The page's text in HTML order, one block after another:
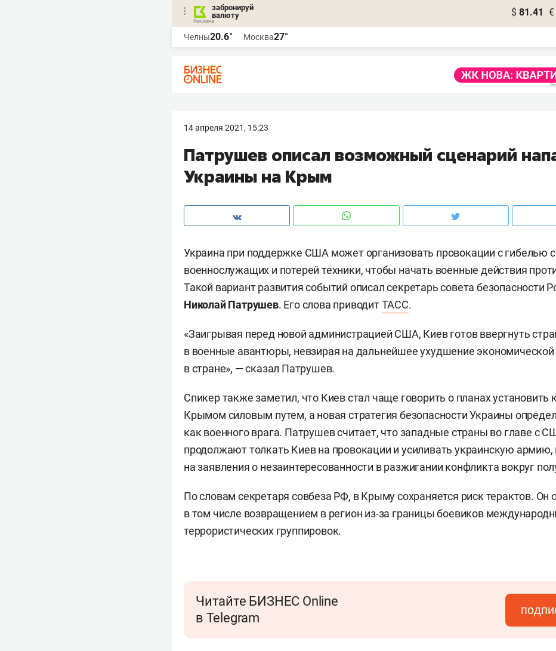
забронируй
валюту
$ 81.41 €
Челны20.6° Москва27°
14 апреля 2021, 15:23
Патрушев описал возможный сценарий
Украины на Крым
Украина при поддержке США может организовать провокации с гибелью
военнослужащих и потерей техники, чтобы начать военные действия
Такой вариант развития событий описал секретарь совета безопасности
Николай Патрушев. Его слова приводитТАСС.
«Заигрывая перед новой администрацией США, Киев готов ввергнуть
в военные авантюры, невзирая на дальнейшее ухудшение экономической
в стране», — сказал Патрушев.
Спикер также заметил, что Киев стал чаще говорить о планах установить
Крымом силовым путем, а новая стратегия безопасности Украины
как военного врага. Патрушев считает, что западные страны во главе с
продолжают толкать Киев на провокации и усиливать украинскую армию,
на заявления о незаинтересованности в разжигании конфликта вокруг
По словам секретаря совбеза РФ, в Крыму сохраняется риск терактов. Он
в том числе возвращением в регион из-за границы боевиков
террористических группировок.
Читайте БИЗНЕС Online
в Telegram